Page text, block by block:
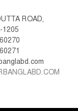
ROAD,
1205